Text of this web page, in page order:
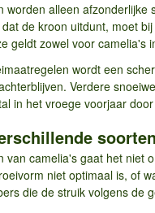
worden alleen
de kroon uitdunt, moet
geldt zowel voor
wordt een
Verdere
in het vroege voorjaar
van camelia's gaat het niet
niet optimaal is, of
die de struik volgens de